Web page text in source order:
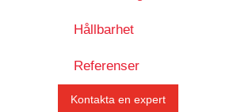
Hållbarhet
Referenser
Kontakta en expert